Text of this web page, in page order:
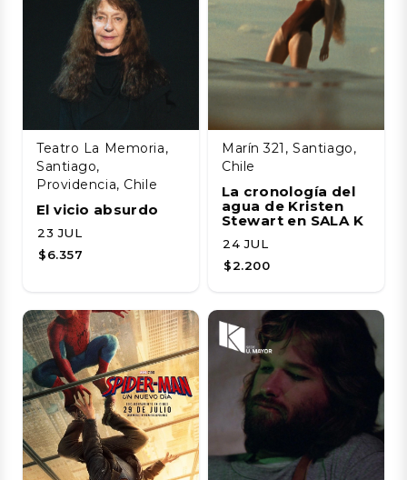
Teatro La Memoria,
Santiago,
Providencia, Chile
El vicio absurdo
23 JUL
$6.357
Marín 321, Santiago,
Chile
La cronología del
agua de Kristen
Stewart en SALA K
24 JUL
$2.200